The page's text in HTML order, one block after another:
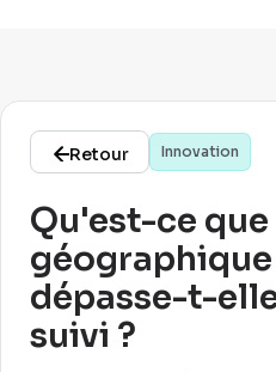
Retour Innovation
Qu'est-ce
dépasse-t-
suivi ?